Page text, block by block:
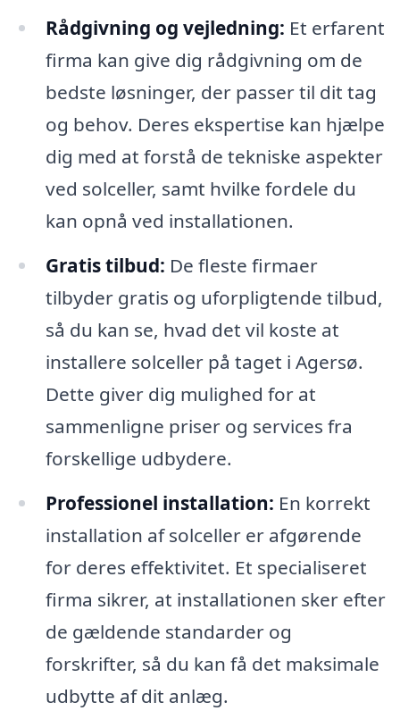
Rådgivning og vejledning: Et erfarent
firma kan give dig rådgivning om de
bedste løsninger, der passer til dit tag
og behov. Deres ekspertise kan hjælpe
dig med at forstå de tekniske aspekter
ved solceller, samt hvilke fordele du
kan opnå ved installationen.
Gratis tilbud: De fleste firmaer
tilbyder gratis og uforpligtende tilbud,
så du kan se, hvad det vil koste at
installere solceller på taget i Agersø.
Dette giver dig mulighed for at
sammenligne priser og services fra
forskellige udbydere.
Professionel installation: En korrekt
installation af solceller er afgørende
for deres effektivitet. Et specialiseret
firma sikrer, at installationen sker efter
de gældende standarder og
forskrifter, så du kan få det maksimale
udbytte af dit anlæg.